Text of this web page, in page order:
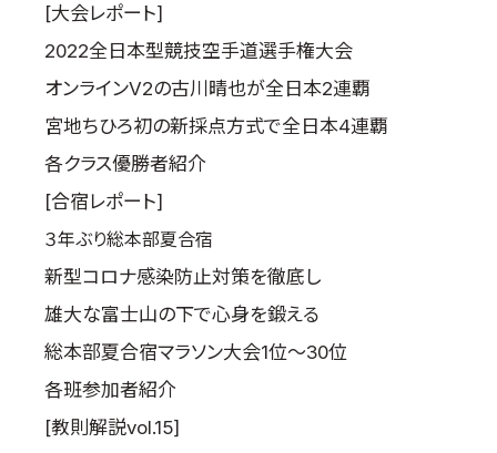
[大会レポート]
2022全日本型競技空手道選手権大会
オンラインV2の古川晴也が全日本2連覇
宮地ちひろ初の新採点方式で全日本4連覇
各クラス優勝者紹介
[合宿レポート]
３年ぶり総本部夏合宿
新型コロナ感染防止対策を徹底し
雄大な富士山の下で心身を鍛える
総本部夏合宿マラソン大会1位～30位
各班参加者紹介
[教則解説vol.15]